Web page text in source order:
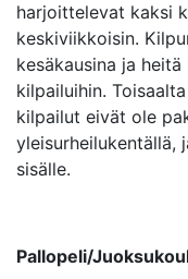
harjoittelevat kaksi
keskiviikkoisin.
kesäkausina ja
kilpailuihin.
kilpailut eivät ole
yleisurheilukentällä,
sisälle.
Pallopeli/